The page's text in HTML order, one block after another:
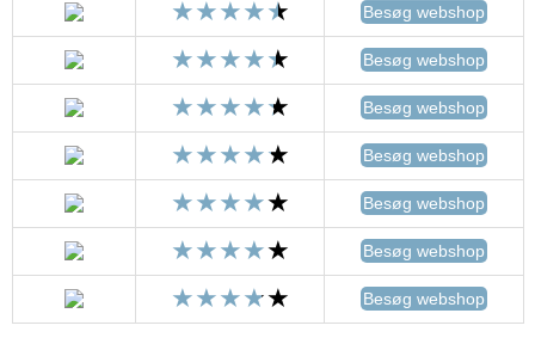
Besøg webshop
Besøg webshop
Besøg webshop
Besøg webshop
Besøg webshop
Besøg webshop
Besøg webshop